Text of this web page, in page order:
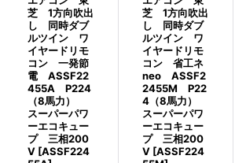
芝 1方向吹出
し 同時ダブ
ルツイン ワ
イヤードリモ
コン 一発節
電 ASSF22
455A P224
（8馬力）
スーパーパワ
ーエコキュー
プ 三相200
V [ASSF224
芝 1方向吹出
し 同時ダブ
ルツイン ワ
イヤードリモ
コン 省工ネ
neo ASSF2
2455M P22
4（8馬力）
スーパーパワ
ーエコキュー
プ 三相200
V [ASSF224